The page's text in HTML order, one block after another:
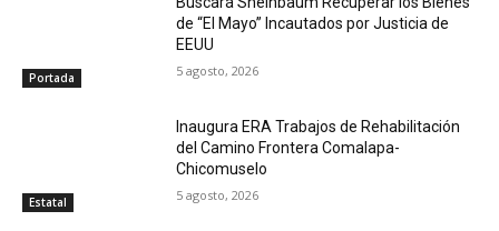
Portada
de “El Mayo” Incautados por Justicia de
EEUU
5 agosto, 2026
Estatal
Inaugura ERA Trabajos de Rehabilitación
del Camino Frontera Comalapa-
Chicomuselo
5 agosto, 2026